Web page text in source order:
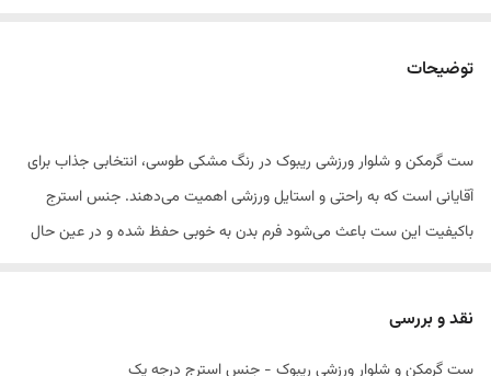
توضیحات
ست گرمکن و شلوار ورزشی ریبوک در رنگ مشکی طوسی، انتخابی جذاب برای
آقایانی است که به راحتی و استایل ورزشی اهمیت می‌دهند. جنس استرج
باکیفیت این ست باعث می‌شود فرم بدن به خوبی حفظ شده و در عین حال
نقد و بررسی
ست گرمکن و شلوار ورزشی ریبوک - جنس استرج درجه یک